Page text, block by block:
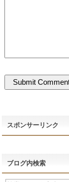
スポンサーリンク
ブログ内検索